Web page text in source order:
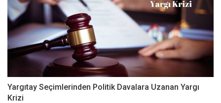
Yargıtay Seçimlerinden Politik Davalara Uzanan Yargı
Krizi